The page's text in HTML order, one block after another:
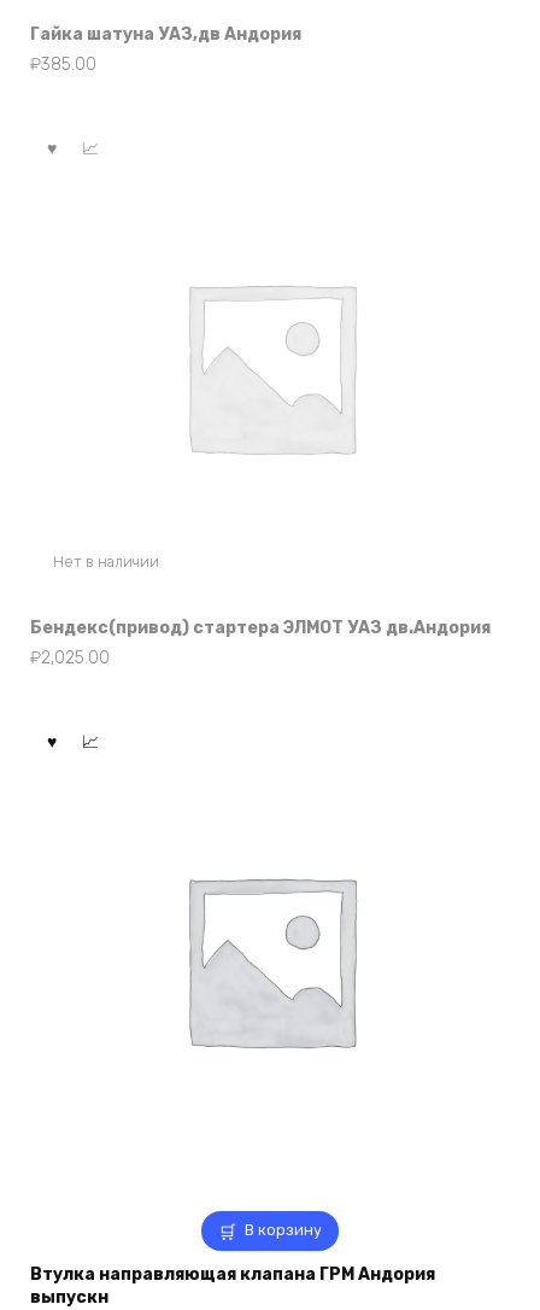
Гайка шатуна УАЗ,дв Андория
₽385.00
Нет в наличии
Бендекс(привод) стартера ЭЛМОТ УАЗ дв.Андория
₽2,025.00
В корзину
Втулка направляющая клапана ГРМ Андория
выпускн